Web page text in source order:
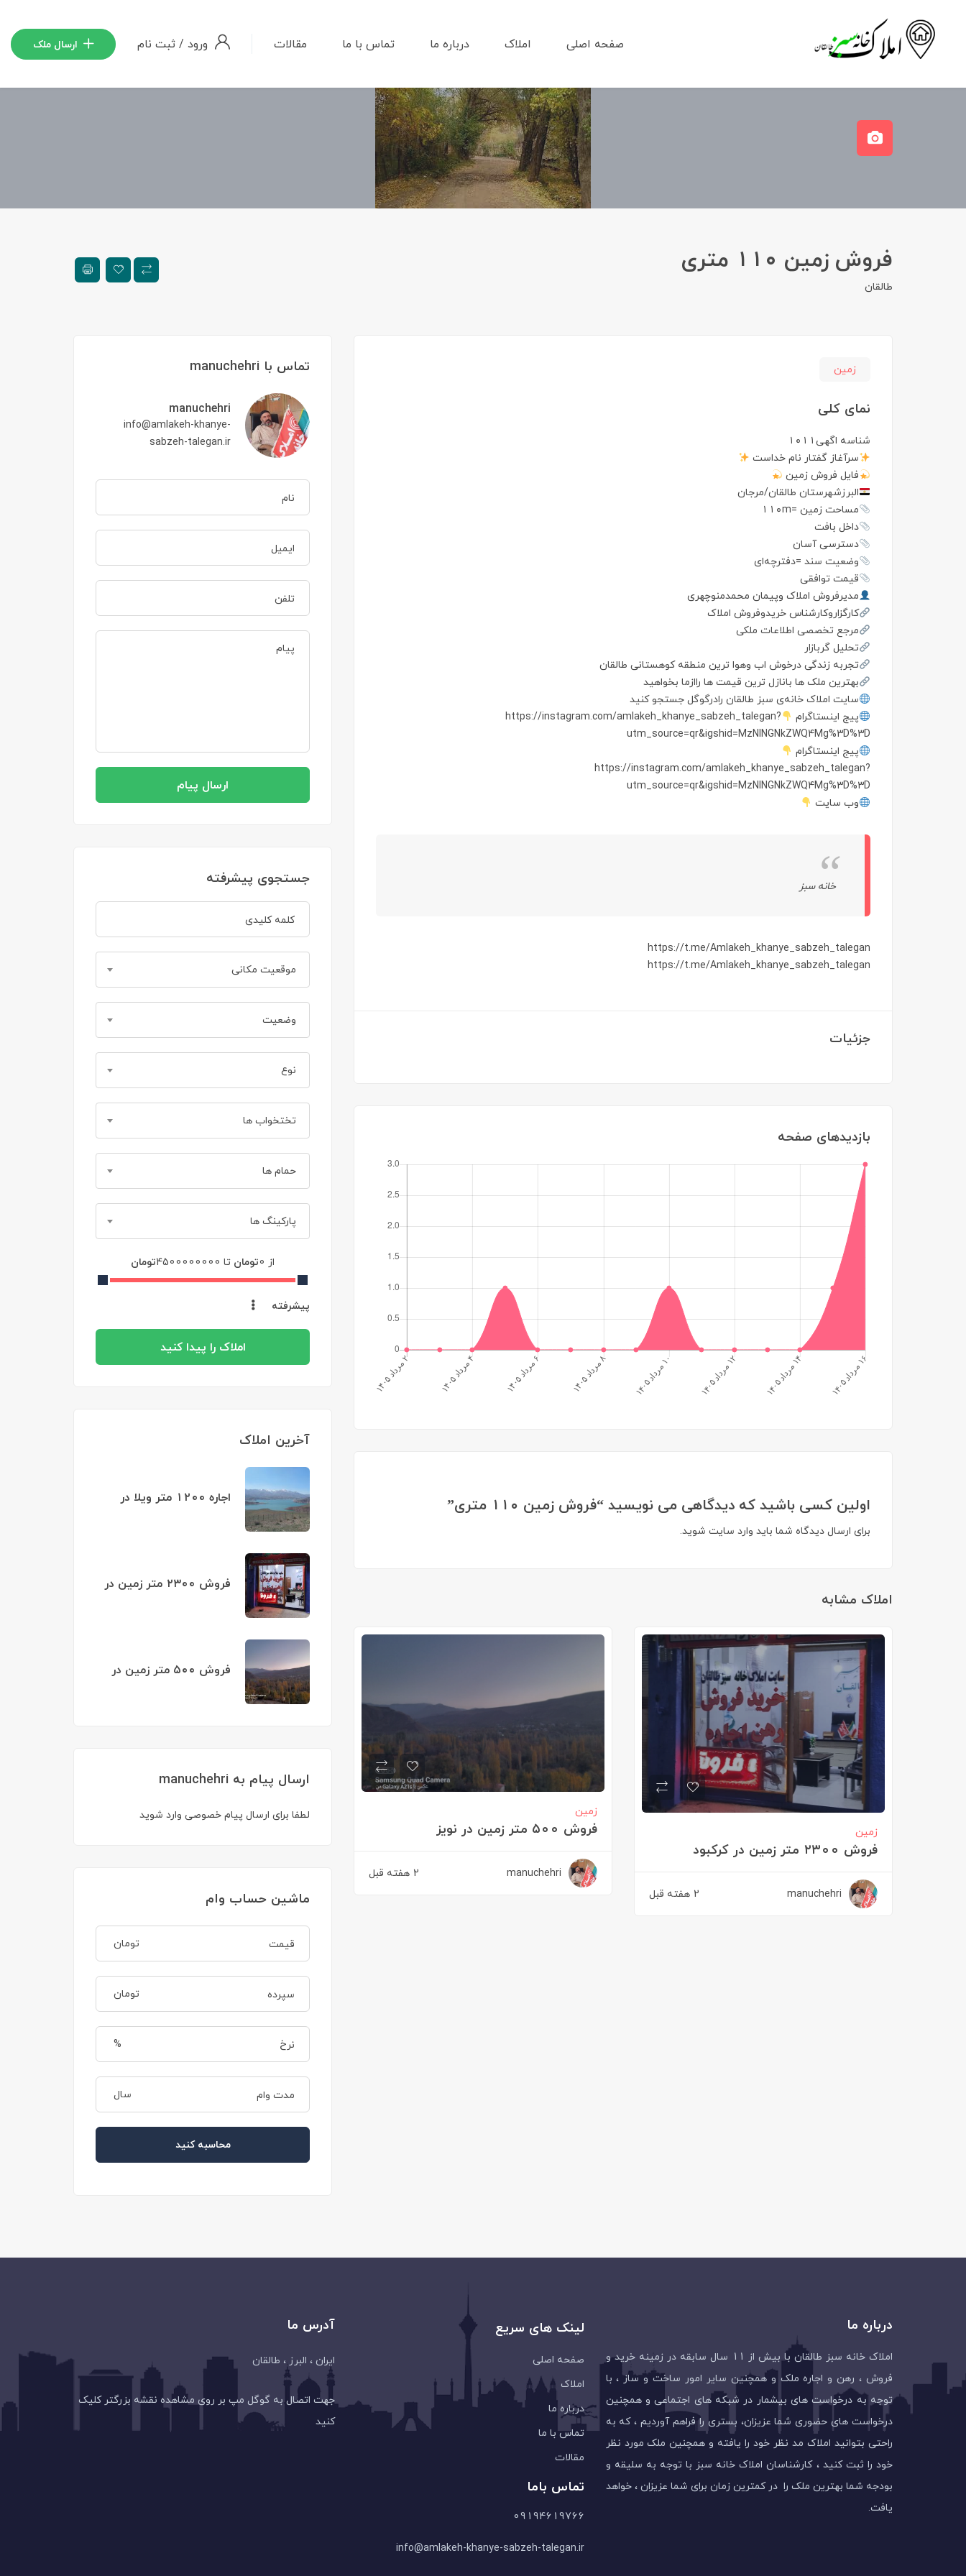
صفحه اصلی املاک درباره ما تماس با ما مقالات ورود /ثبت نام ارسال ملک
فروش زمین ۱۱۰ متری
طالقان
زمین
نمای کلی
شناسه اگهی۱۰۱۱
سرآغاز گفتار نام خداست
فايل فروش زمین
البرزشهرستان طالقان/مرجان
مساحت زمین =۱۱۰m
داخل بافت
دسترسی آسان
وضعیت سند =دفترچه‌ای
قیمت توافقی
مدیرفروش املاک وپیمان محمدمنوچهری
کارگزاروکارشناس خریدوفروش املاک
مرجع تخصصی اطلاعات ملکی
تحلیل گربازار
تجربه زندگی درخوش اب وهوا ترین منطقه کوهستانی طالقان
بهترين ملک ها بانازل ترین قیمت ها راازما بخواهید
سايت املاک خانه‌ی سبز طالقان رادرگوگل جستجو کنید
پیج اینستاگرام
https://instagram.com/amlakeh_khanye_sabzeh_talegan?
utm_source=qr&igshid=MzNlNGNkZWQ4Mg%3D%3D
پیج اینستاگرام
https://instagram.com/amlakeh_khanye_sabzeh_talegan?
utm_source=qr&igshid=MzNlNGNkZWQ4Mg%3D%3D
وب سایت
خانه سبز
https://t.me/Amlakeh_khanye_sabzeh_talegan
https://t.me/Amlakeh_khanye_sabzeh_talegan
جزئیات
بازدیدهای صفحه
اولین کسی باشید که دیدگاهی می نویسید “فروش زمین ۱۱۰ متری”
برای ارسال دیدگاه شما باید وارد سایت شوید.
املاک مشابه
زمین
فروش ۲۳۰۰ متر زمین در کرکبود
manuchehri 2 هفته قبل
زمین
فروش ۵۰۰ متر زمین در نویز
manuchehri 2 هفته قبل
تماس با manuchehri
manuchehri
info@amlakeh-khanye-
sabzeh-talegan.ir
ارسال پیام
جستجوی پیشرفته
موقعیت مکانی
وضعیت
نوع
تختخواب ها
حمام ها
پارکینگ ها
از 0تومان تا 4500000000تومان
پیشرفته
املاک را پیدا کنید
آخرین املاک
اجاره ۱۲۰۰ متر ویلا در
فروش ۲۳۰۰ متر زمین در
فروش ۵۰۰ متر زمین در
ارسال پیام به manuchehri
لطفا برای ارسال پیام خصوصی وارد شوید
ماشین حساب وام
تومان
تومان
%
سال
محاسبه کنید
درباره ما
املاک خانه سبز طالقان با بیش از 11 سال سابقه در زمینه خرید و
فروش ، رهن و اجاره ملک و همچنین سایر امور ساخت و ساز ، با
توجه به درخواست های بیشمار در شبکه های اجتماعی و همچنین
درخواست های حضوری شما عزیزان، بستری را فراهم آوردیم ، که به
راحتی بتوانید املاک مد نظر خود را یافته و همچنین ملک مورد نظر
خود را ثبت کنید ، کارشناسان املاک خانه سبز با توجه به سلیقه و
بودجه شما بهترین ملک را در کمترین زمان برای شما عزیزان ، خواهد
یافت.
لینک های سریع
صفحه اصلی
املاک
درباره ما
تماس با ما
مقالات
تماس باما
09194619766
info@amlakeh-khanye-sabzeh-talegan.ir
آدرس ما
ایران ، البرز ، طالقان
جهت اتصال به گوگل مپ بر روی مشاهده نقشه بزرگتر کلیک
کنید